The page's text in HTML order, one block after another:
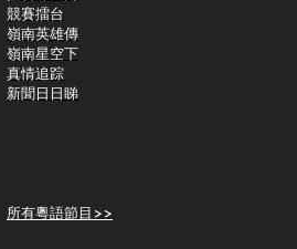
競賽擂台
嶺南英雄傳
嶺南星空下
真情追踪
新聞日日睇
所有粵語節目>>